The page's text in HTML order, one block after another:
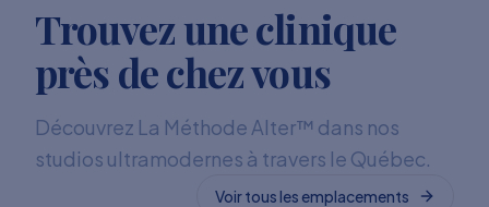
Trouvez une clinique
près de chez vous
Découvrez La Méthode Alter™ dans nos
studios ultramodernes à travers le Québec.
Voir tous les emplacements